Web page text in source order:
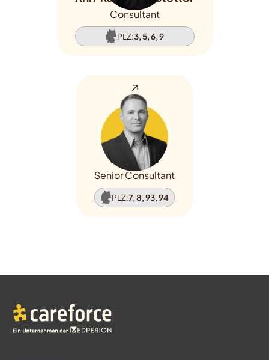
Consultant
PLZ:3, 5, 6, 9
Nils Kuck
Senior Consultant
PLZ:7, 8, 93, 94